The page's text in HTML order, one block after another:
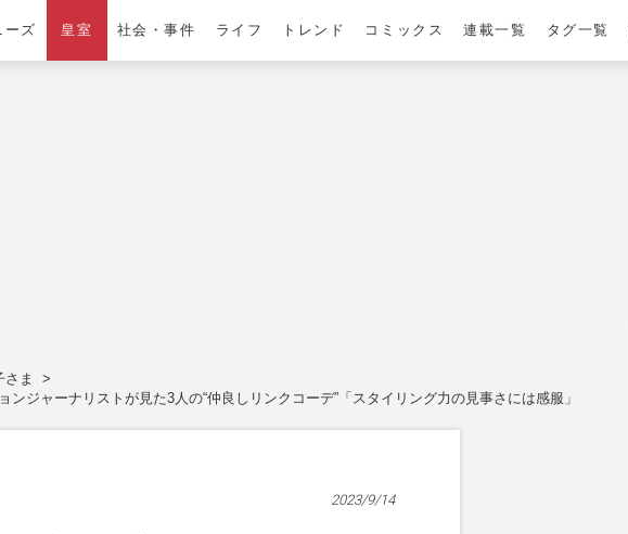
ーズ 皇室 社会・事件 ライフ トレンド コミックス 連載一覧 タグ一覧
さま
ジャーナリストが見た3人の“仲良しリンクコーデ”「スタイリング力の見事さには感服」
2023/9/14